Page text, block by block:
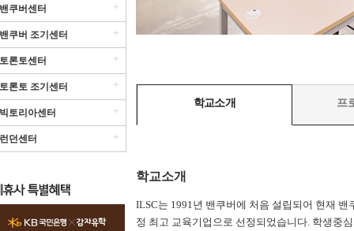
쿠버센터 +
쿠버 조기센터 +
론토센터 +
론토 조기센터 +
토리아센터 +
던센터 +
학교소개 프
학교소개
ILSC는 1991년 밴쿠버에 처음 설립되어 현재
정 최고 교육기업으로 선정되었습니다. 학생중